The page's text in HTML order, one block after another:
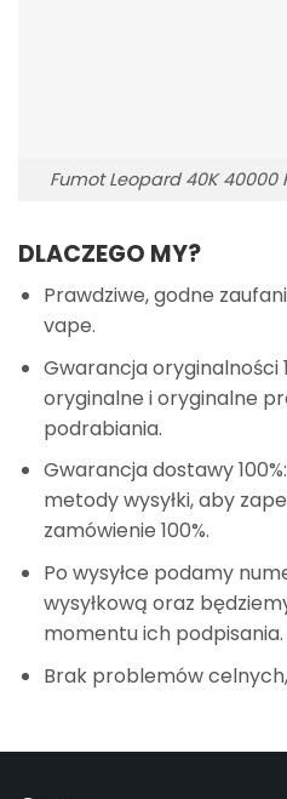
Fumot Leopard 40K
DLACZEGO MY?
Prawdziwe, godne
vape.
Gwarancja oryginalności
oryginalne i oryginalne
podrabiania.
Gwarancja dostawy
metody wysyłki, aby
zamówienie 100%.
Po wysyłce podamy
wysyłkową oraz
momentu ich podpisania.
Brak problemów